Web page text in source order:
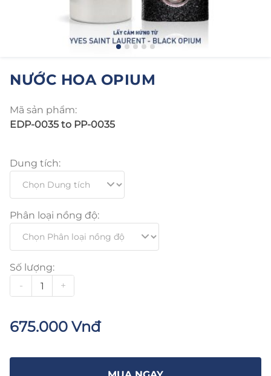
NƯỚC HOA OPIUM
Mã sản phẩm:
EDP-0035 to PP-0035
Dung tích:
Phân loại nồng độ:
Số lượng:
-
+
675.000 Vnđ